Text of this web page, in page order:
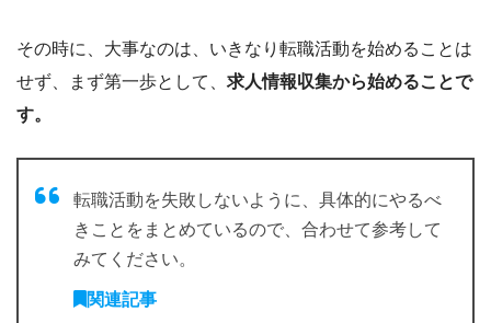
その時に、大事なのは、いきなり転職活動を始めることは
せず、まず第一歩として、 求人情報収集から始めることで
す。
転職活動を失敗しないように、具体的にやるべ
きことをまとめているので、合わせて参考して
みてください。
関連記事